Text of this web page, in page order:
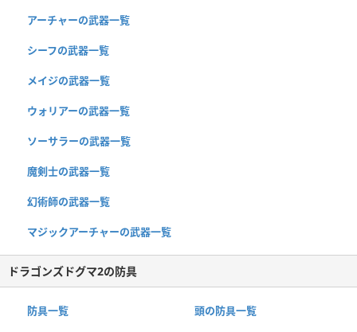
アーチャーの武器一覧
シーフの武器一覧
メイジの武器一覧
ウォリアーの武器一覧
ソーサラーの武器一覧
魔剣士の武器一覧
幻術師の武器一覧
マジックアーチャーの武器一覧
ドラゴンズドグマ2の防具
防具一覧 頭の防具一覧